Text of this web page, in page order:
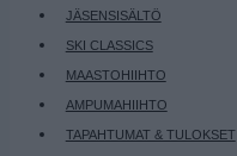
JÄSENSISÄLTÖ
SKI CLASSICS
MAASTOHIIHTO
AMPUMAHIIHTO
TAPAHTUMAT & TULOKSET